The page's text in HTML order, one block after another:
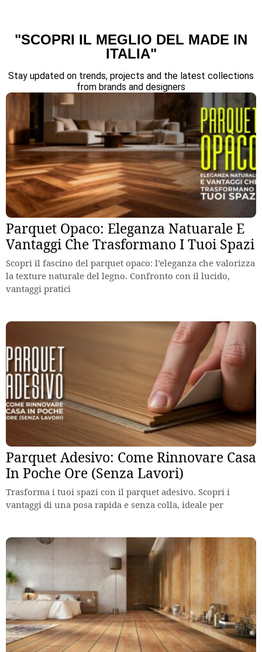
"SCOPRI IL MEGLIO DEL MADE IN
ITALIA"
Stay updated on trends, projects and the latest collections
from brands and designers
Parquet Opaco: Eleganza Natuarale E
Vantaggi Che Trasformano I Tuoi Spazi
Scopri il fascino del parquet opaco: l’eleganza che valorizza
la texture naturale del legno. Confronto con il lucido,
vantaggi pratici
Parquet Adesivo: Come Rinnovare Casa
In Poche Ore (Senza Lavori)
Trasforma i tuoi spazi con il parquet adesivo. Scopri i
vantaggi di una posa rapida e senza colla, ideale per